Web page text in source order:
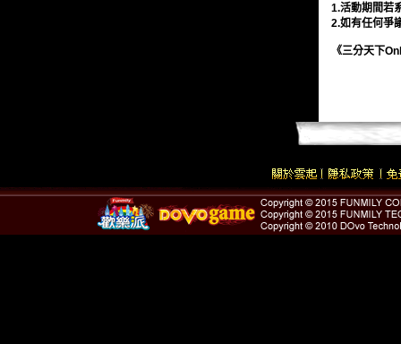
1.活動期間若
2.如有任何爭
《三分天下